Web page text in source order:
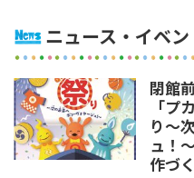
ニュース・イベン
閉館
「プ
り～
ュ！
作づ